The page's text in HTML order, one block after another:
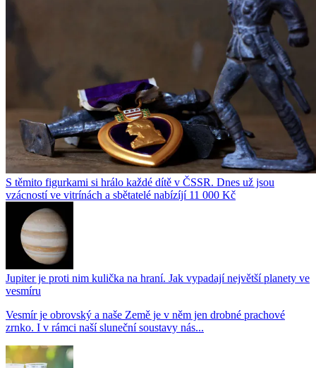
S těmito figurkami si hrálo každé dítě v ČSSR. Dnes už jsou
vzácností ve vitrínách a sbětatelé nabízíjí 11 000 Kč
Jupiter je proti nim kulička na hraní. Jak vypadají největší planety ve
vesmíru
Vesmír je obrovský a naše Země je v něm jen drobné prachové
zrnko. I v rámci naší sluneční soustavy nás...